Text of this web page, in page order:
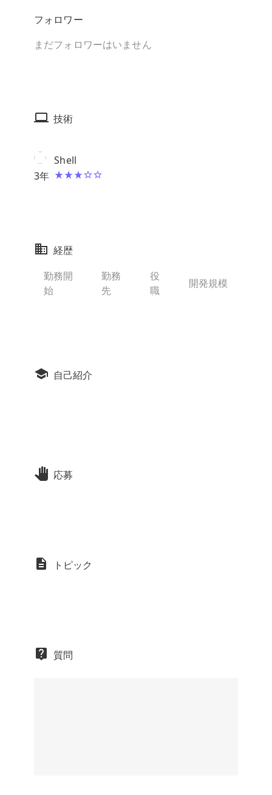
フォロワー
まだフォロワーはいません
技術
3年
Shell
経歴
勤務開
始
勤務
先
役
職
開発規模
自己紹介
応募
トピック
質問